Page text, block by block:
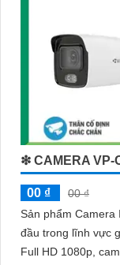
❇ CAMERA VP-
00 ₫
00 ₫
Sản phẩm Camera
đầu trong lĩnh vực giám sát an
Full HD 1080p,